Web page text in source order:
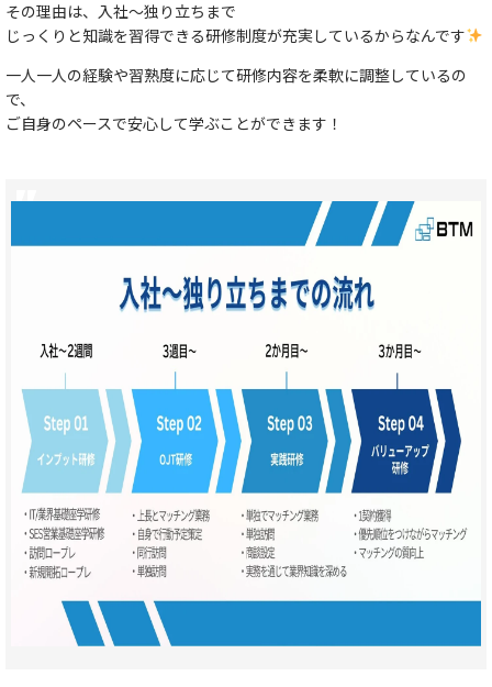
その理由は、入社～独り立ちまで
じっくりと知識を習得できる研修制度が充実しているからなんです
一人一人の経験や習熟度に応じて研修内容を柔軟に調整しているの
で、
ご自身のペースで安心して学ぶことができます！